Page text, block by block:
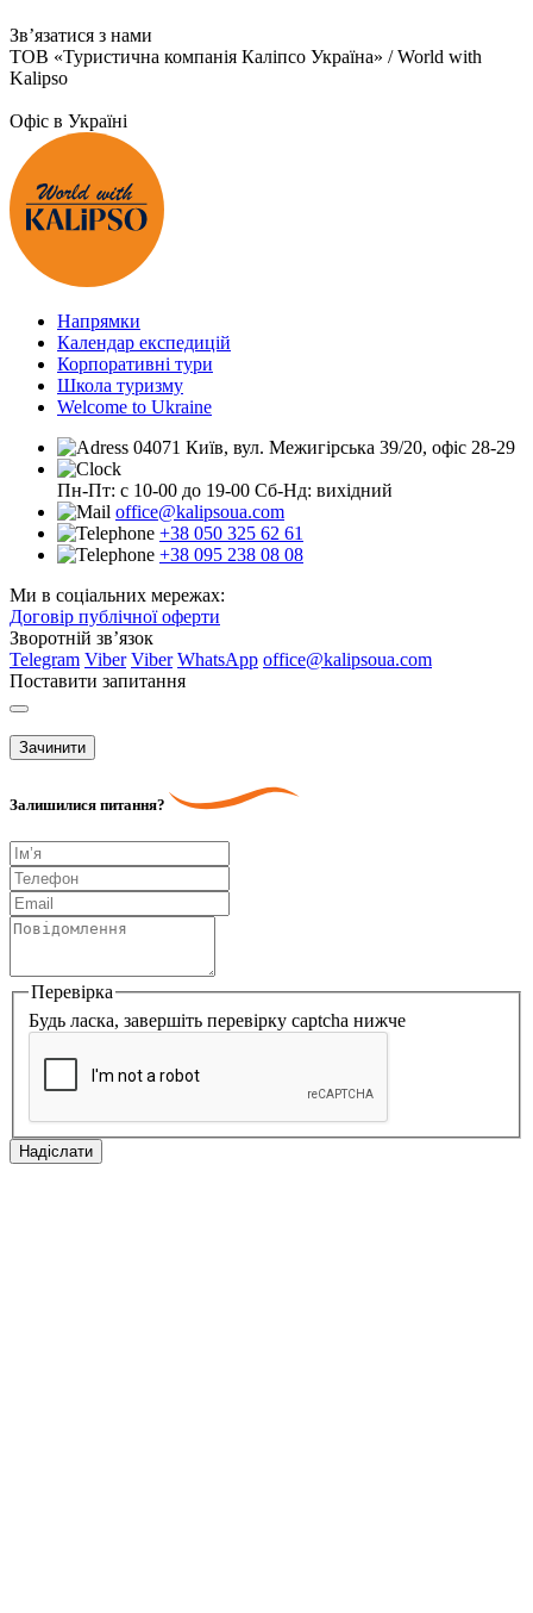
Зв’язатися з нами
ТОВ «Туристична компанія Каліпсо Україна» / World with
Kalipso
Офіс в Україні
Напрямки
Календар експедицій
Корпоративні тури
Школа туризму
Welcome to Ukraine
04071 Київ, вул. Межигірська 39/20, офіс 28-29
Пн-Пт: с 10-00 до 19-00 Сб-Нд: вихідний
office@kalipsoua.com
+38 050 325 62 61
+38 095 238 08 08
Ми в соціальних мережах:
Договір публічної оферти
Зворотній зв’язок
Telegram Viber Viber WhatsApp office@kalipsoua.com
Поставити запитання
Зачинити
Залишилися питання?
Перевірка
Будь ласка, завершіть перевірку captcha нижче
Надіслати